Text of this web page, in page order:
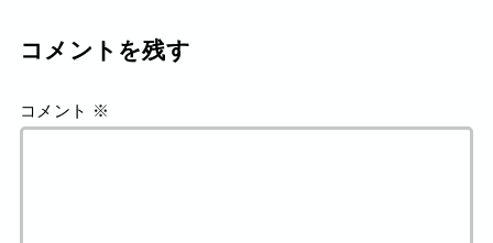
コメントを残す
コメント ※